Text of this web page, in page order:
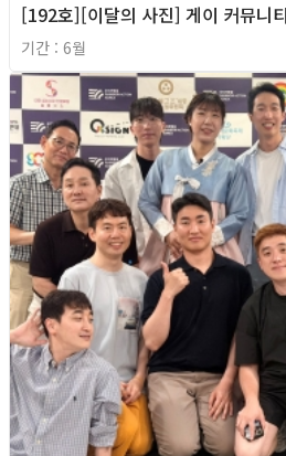
[192호][이달의 사진] 게이 커뮤니
기간 : 6월